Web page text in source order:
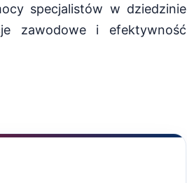
specjalistów w dziedzinie
zawodowe i efektywność